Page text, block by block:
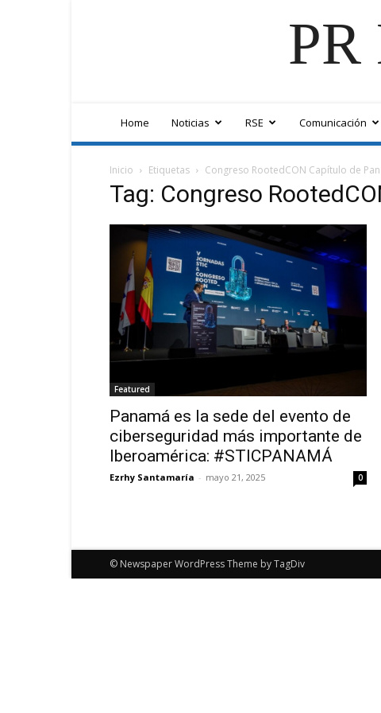
PR
Home Noticias RSE Comunicación
Inicio Etiquetas Congreso RootedCON Capítulo de
Tag: Congreso
Featured
Panamá es la sede del evento de
ciberseguridad más importante de
Iberoamérica: #STICPANAMÁ
Ezrhy Santamaría - mayo 21, 2025 0
© Newspaper WordPress Theme by TagDiv